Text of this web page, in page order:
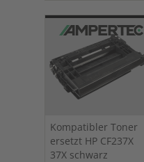
Kompatibler Toner
ersetzt HP CF237X
37X schwarz